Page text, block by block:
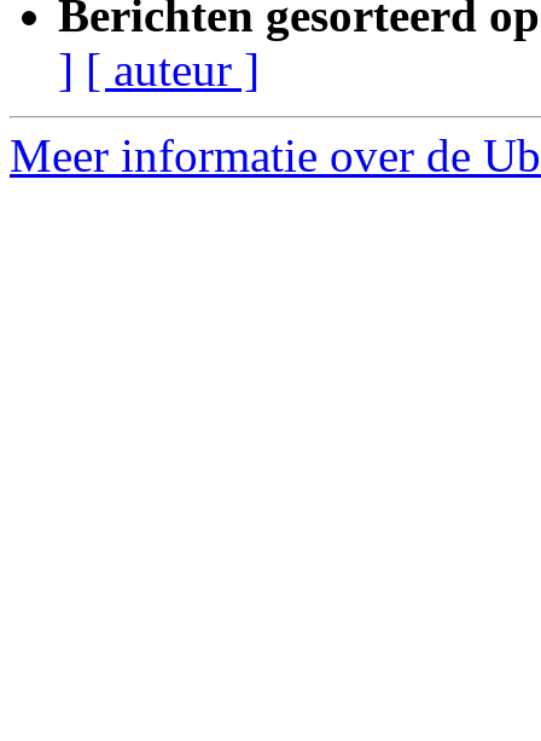
Berichten gesorteerd
] [ auteur ]
Meer informatie over de